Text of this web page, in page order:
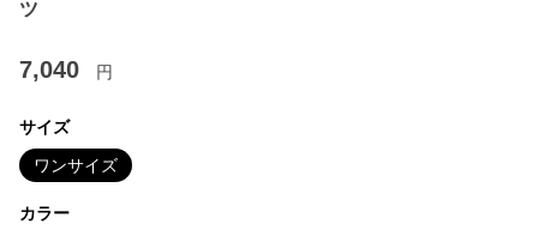
ツ
7,040 円
サイズ
ワンサイズ
カラー